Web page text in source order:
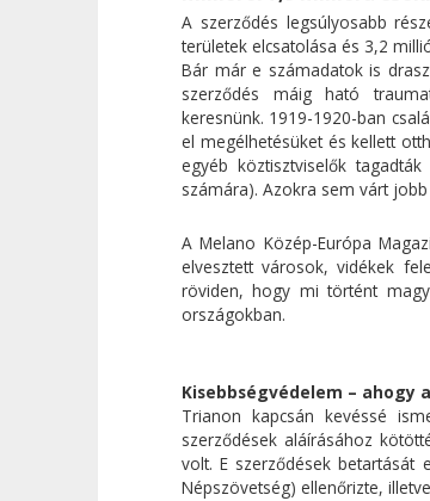
A szerződés legsúlyosabb
területek elcsatolása és 3,2
Bár már e számadatok is
szerződés máig ható
keresnünk. 1919-1920-ban
el megélhetésüket és kellett
egyéb köztisztviselők
számára). Azokra sem várt
A Melano Közép-Európa
elvesztett városok, vidékek
röviden, hogy mi történt
országokban.
Kisebbségvédelem – ahogy
Trianon kapcsán kevéssé
szerződések aláírásához
volt. E szerződések betartását
Népszövetség) ellenőrizte,